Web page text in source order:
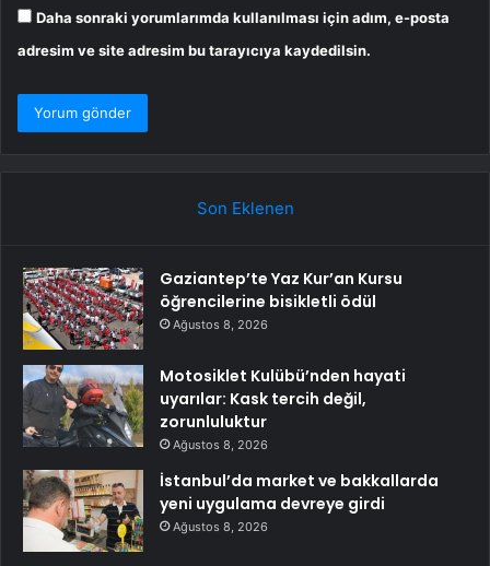
Daha sonraki yorumlarımda kullanılması için adım, e-posta
adresim ve site adresim bu tarayıcıya kaydedilsin.
Son Eklenen
Gaziantep’te Yaz Kur’an Kursu
öğrencilerine bisikletli ödül
Ağustos 8, 2026
Motosiklet Kulübü’nden hayati
uyarılar: Kask tercih değil,
zorunluluktur
Ağustos 8, 2026
İstanbul’da market ve bakkallarda
yeni uygulama devreye girdi
Ağustos 8, 2026